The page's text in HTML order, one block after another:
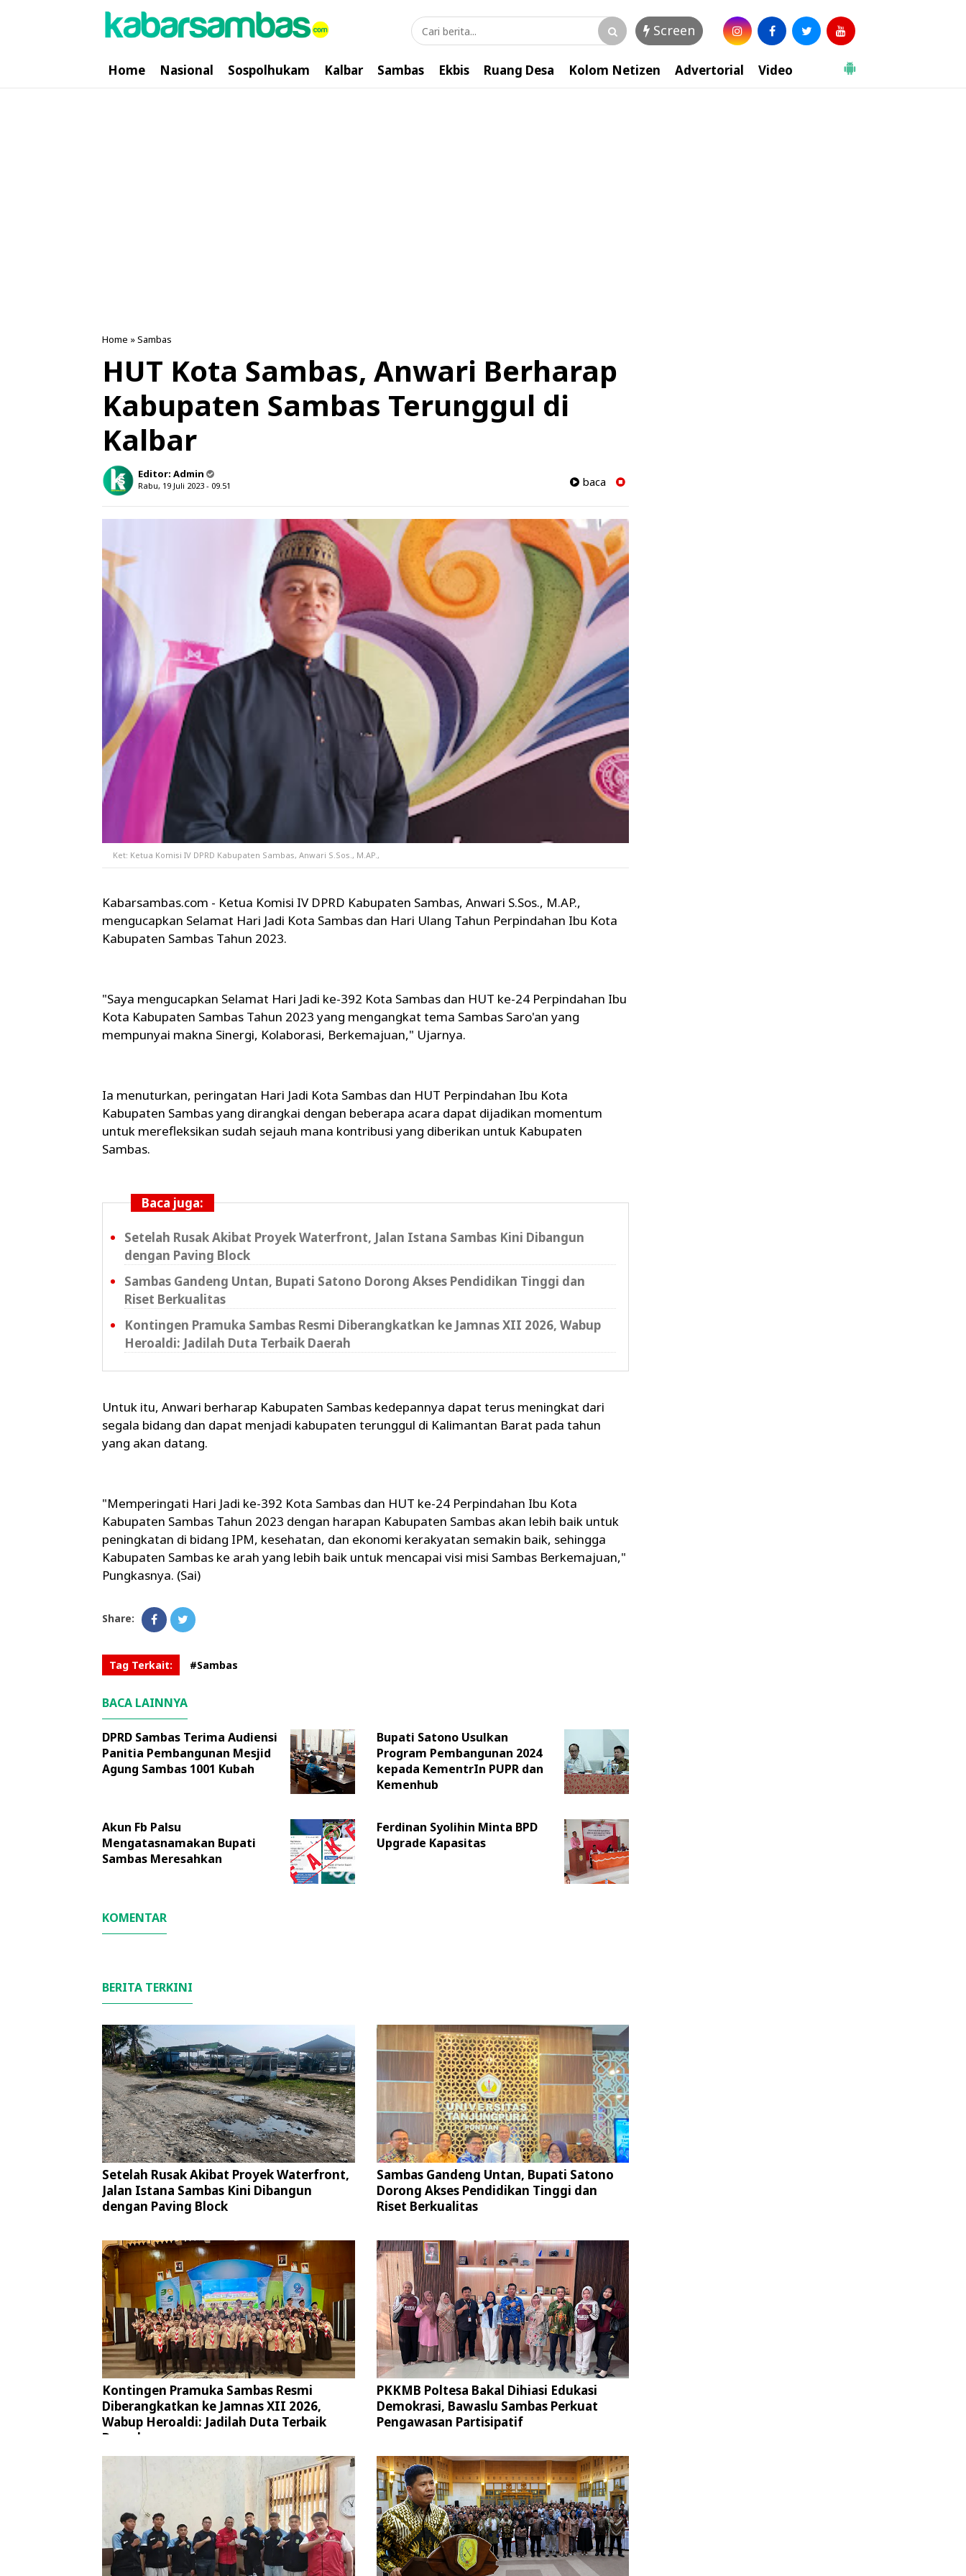
Screen
Home Nasional Sospolhukam Kalbar Sambas Ekbis Ruang Desa Kolom Netizen Advertorial Video
Home »Sambas
HUT Kota Sambas, Anwari Berharap
Kabupaten Sambas Terunggul di
Kalbar
Editor: Admin
Rabu, 19 Juli 2023 - 09.51 baca
Ket: Ketua Komisi IV DPRD Kabupaten Sambas, Anwari S.Sos., M.AP.,
Kabarsambas.com - Ketua Komisi IV DPRD Kabupaten Sambas, Anwari S.Sos., M.AP.,
mengucapkan Selamat Hari Jadi Kota Sambas dan Hari Ulang Tahun Perpindahan Ibu Kota
Kabupaten Sambas Tahun 2023.
"Saya mengucapkan Selamat Hari Jadi ke-392 Kota Sambas dan HUT ke-24 Perpindahan Ibu
Kota Kabupaten Sambas Tahun 2023 yang mengangkat tema Sambas Saro'an yang
mempunyai makna Sinergi, Kolaborasi, Berkemajuan," Ujarnya.
Ia menuturkan, peringatan Hari Jadi Kota Sambas dan HUT Perpindahan Ibu Kota
Kabupaten Sambas yang dirangkai dengan beberapa acara dapat dijadikan momentum
untuk merefleksikan sudah sejauh mana kontribusi yang diberikan untuk Kabupaten
Sambas.
Baca juga:
Setelah Rusak Akibat Proyek Waterfront, Jalan Istana Sambas Kini Dibangun
dengan Paving Block
Sambas Gandeng Untan, Bupati Satono Dorong Akses Pendidikan Tinggi dan
Riset Berkualitas
Kontingen Pramuka Sambas Resmi Diberangkatkan ke Jamnas XII 2026, Wabup
Heroaldi: Jadilah Duta Terbaik Daerah
Untuk itu, Anwari berharap Kabupaten Sambas kedepannya dapat terus meningkat dari
segala bidang dan dapat menjadi kabupaten terunggul di Kalimantan Barat pada tahun
yang akan datang.
"Memperingati Hari Jadi ke-392 Kota Sambas dan HUT ke-24 Perpindahan Ibu Kota
Kabupaten Sambas Tahun 2023 dengan harapan Kabupaten Sambas akan lebih baik untuk
peningkatan di bidang IPM, kesehatan, dan ekonomi kerakyatan semakin baik, sehingga
Kabupaten Sambas ke arah yang lebih baik untuk mencapai visi misi Sambas Berkemajuan,"
Pungkasnya. (Sai)
Share:
Tag Terkait: #Sambas
BACA LAINNYA
DPRD Sambas Terima Audiensi
Panitia Pembangunan Mesjid
Agung Sambas 1001 Kubah
Bupati Satono Usulkan
Program Pembangunan 2024
kepada KementrIn PUPR dan
Kemenhub
Akun Fb Palsu
Mengatasnamakan Bupati
Sambas Meresahkan
Ferdinan Syolihin Minta BPD
Upgrade Kapasitas
KOMENTAR
BERITA TERKINI
Setelah Rusak Akibat Proyek Waterfront,
Jalan Istana Sambas Kini Dibangun
dengan Paving Block
Sambas Gandeng Untan, Bupati Satono
Dorong Akses Pendidikan Tinggi dan
Riset Berkualitas
Kontingen Pramuka Sambas Resmi
Diberangkatkan ke Jamnas XII 2026,
Wabup Heroaldi: Jadilah Duta Terbaik
Daerah
PKKMB Poltesa Bakal Dihiasi Edukasi
Demokrasi, Bawaslu Sambas Perkuat
Pengawasan Partisipatif